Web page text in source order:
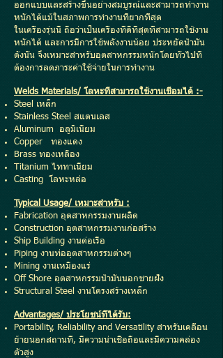
ออกแบบและสร้างขึ้นอย่างสมบูรณ์และสามารถทำงาน
หนักได้แม้ในสภาพการทำงานที่ยากที่สุด
ในเครื่องรุ่นนี้ ถือว่าเป็นเครื่องที่ดีที่สุดที่สามารถใช้งาน
หนักได้ และการมีการใช้พลังงานน้อย ประหยัดน้ำมัน
ดังนั้น จึงเหมาะสำหรับอุตสาหกรรมหนักโดยทั่วไปที่
ต้องการลดภาระค่าใช้จ่ายในการทำงาน
Welds Materials/ โลหะที่สามารถใช้งานเชื่อมได้ :-
Steel เหล็ก
Stainless Steel สแตนเลส
Aluminum อลูมิเนียม
Copper ทองแดง
Brass ทองเหลือง
Titanium ไททาเนียม
Casting โลหะหล่อ
Typical Usage/ เหมาะสำหรับ :
Fabrication อุตสาหกรรมงานผลิต
Construction อุตสาหกรรมงานก่อสร้าง
Ship Building งานต่อเรือ
Piping งานท่ออุตสาหกรรมต่างๆ
Mining งานเหมืองแร่
Off Shore อุตสาหกรรมน้ำมันนอกชายฝั่ง
Structural Steel งานโครงสร้างเหล็ก
Advantages/ ประโยชน์ที่ได้รับ:
Portability, Reliability and Versatility สำหรับเคลื่อน
ย้ายนอกสถานที่, มีความน่าเชื่อถือและมีความคล่อง
ตัวสูง